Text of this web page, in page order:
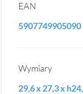
EAN
5907749905090
Wymiary
29,6 x 27,3 x